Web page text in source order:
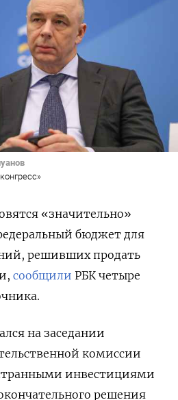
«значительно»
бюджет для
решивших продать
сообщили РБК четыре
на заседании
комиссии
инвестициями
решения